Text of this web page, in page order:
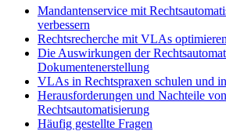
Mandantenservice mit
verbessern
Rechtsrecherche mit VLAs optimieren
Die Auswirkungen der
Dokumentenerstellung
VLAs in Rechtspraxen schulen und
Herausforderungen und Nachteile
Rechtsautomatisierung
Häufig gestellte Fragen